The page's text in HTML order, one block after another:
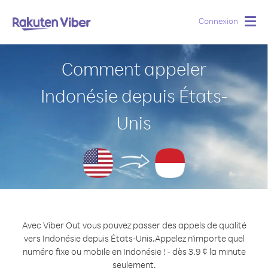
Connexion
Comment appeler
Indonésie depuis États-
Unis
Avec Viber Out vous pouvez passer des appels de qualité
vers Indonésie depuis États-Unis.Appelez n'importe quel
numéro fixe ou mobile en Indonésie ! - dès 3.9 ¢ la minute
seulement.